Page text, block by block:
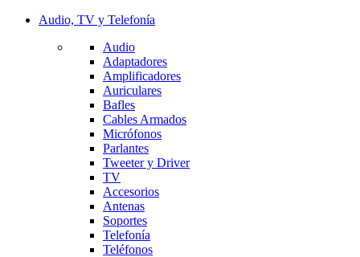
Audio, TV y Telefonía
Audio
Adaptadores
Amplificadores
Auriculares
Bafles
Cables Armados
Micrófonos
Parlantes
Tweeter y Driver
TV
Accesorios
Antenas
Soportes
Telefonía
Teléfonos